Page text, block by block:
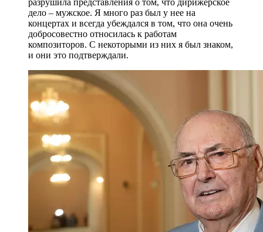
дело – мужское. Я много раз был у нее на
концертах и всегда убеждался в том, что она очень
добросовестно относилась к работам
композиторов. С некоторыми из них я был знаком,
и они это подтверждали.